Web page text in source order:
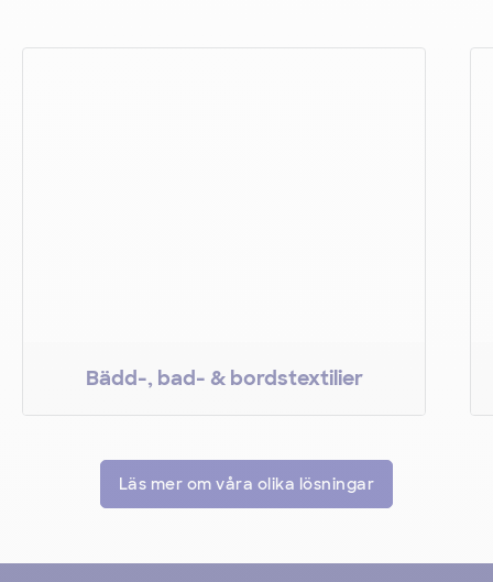
Bädd-, bad- & bordstextilier
När helhetsupplevelsen står i
Bädd-, bad- & bordstextilier
Läs mer om våra olika lösningar